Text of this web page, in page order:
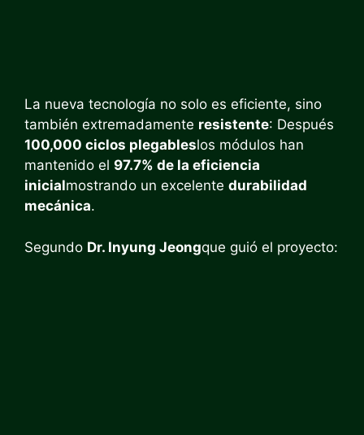
La nueva tecnología no solo es eficiente, sino
también extremadamente resistente: Después
100,000 ciclos plegableslos módulos han
mantenido el 97.7% de la eficiencia
inicialmostrando un excelente durabilidad
mecánica.
Segundo Dr. Inyung Jeongque guió el proyecto: